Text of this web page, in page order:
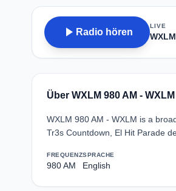
play_arrow Radio hören
LIVE
Über WXLM 980 AM - WXLM
WXLM 980 AM - WXLM is a
Tr3s Countdown, El Hit Parade
FREQUENZ
980 AM
SPRACHE
English